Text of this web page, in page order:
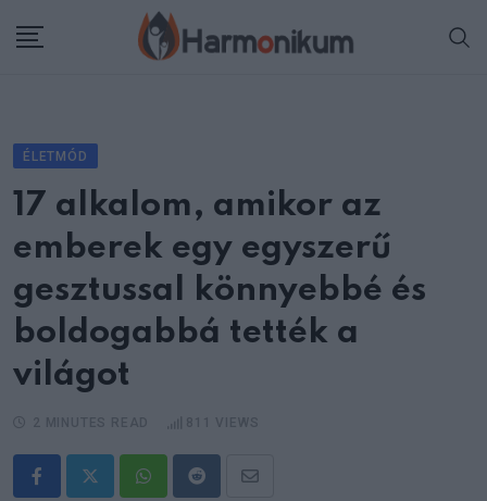
ÉLETMÓD
17 alkalom, amikor az
emberek egy egyszerű
gesztussal könnyebbé és
boldogabbá tették a
világot
WhatsappRedditShare